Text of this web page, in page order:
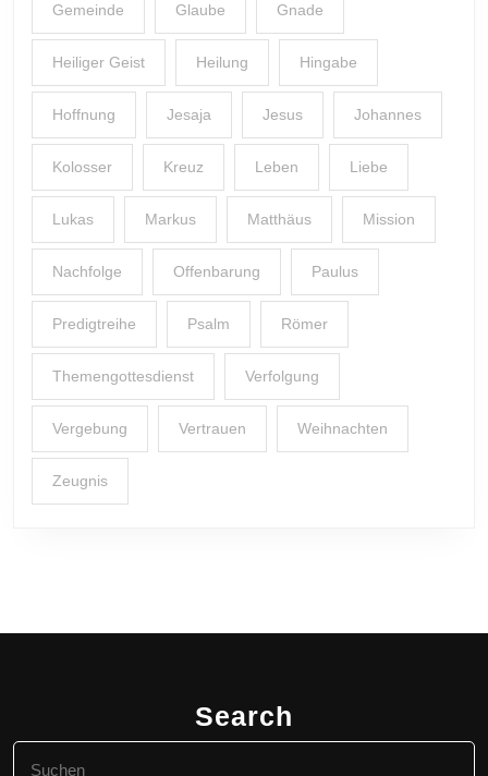
Gemeinde Glaube Gnade
Heiliger Geist Heilung Hingabe
Hoffnung Jesaja Jesus Johannes
Kolosser Kreuz Leben Liebe
Lukas Markus Matthäus Mission
Nachfolge Offenbarung Paulus
Predigtreihe Psalm Römer
Themengottesdienst Verfolgung
Vergebung Vertrauen Weihnachten
Zeugnis
Search